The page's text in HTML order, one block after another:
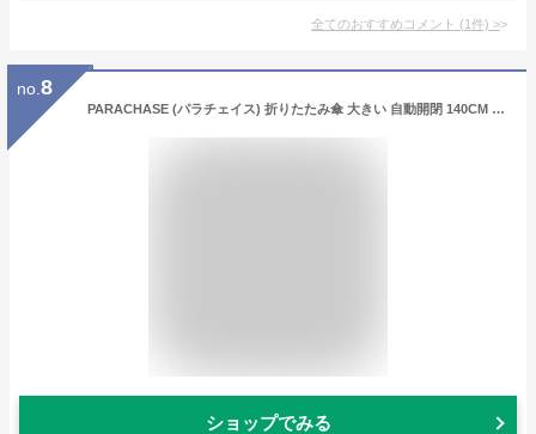
全てのおすすめコメント (1件) >
no. 8
PARACHASE (パラチェイス) 折りたたみ傘 大きい 自動開閉 140CM 高い撥水性布 メンズ 錆びつかない 木製手元 ワンタッチ ガラスファイバーとアルミ製骨組み 折り畳み傘 2人用傘
ショップでみる